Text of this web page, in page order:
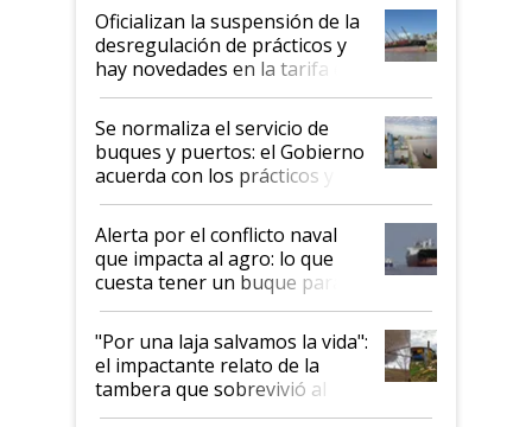
Oficializan la suspensión de la
desregulación de prácticos y
hay novedades en la tarifa de
la hidrovía
Se normaliza el servicio de
buques y puertos: el Gobierno
acuerda con los prácticos y
suspende el decreto de
desregulación
Alerta por el conflicto naval
que impacta al agro: lo que
cuesta tener un buque parado
y el peligro de que Argentina
pase a ser "país sucio"
"Por una laja salvamos la vida":
el impactante relato de la
tambera que sobrevivió al
tornado